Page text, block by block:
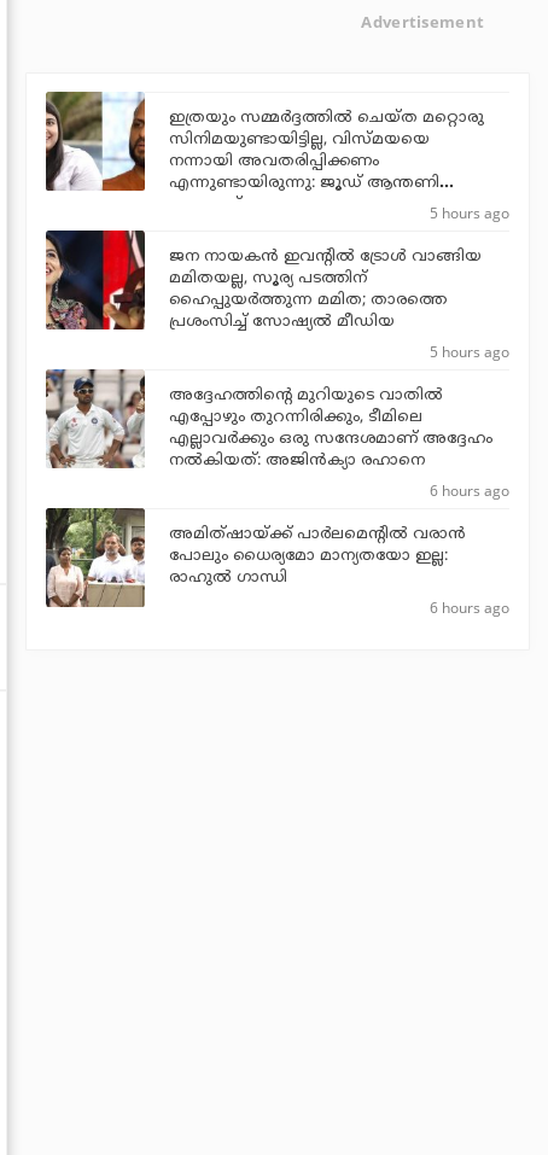
Advertisement
ഇത്രയും സമ്മർദ്ദത്തിൽ ചെയ്ത മറ്റൊരു
സിനിമയുണ്ടായിട്ടില്ല, വിസ്മയയെ
നന്നായി അവതരിപ്പിക്കണം
എന്നുണ്ടായിരുന്നു: ജൂഡ് ആന്തണി
ജോസഫ്
5 hours ago
ജന നായകന്‍ ഇവന്റില്‍ ട്രോള്‍ വാങ്ങിയ
മമിതയല്ല, സൂര്യ പടത്തിന്
ഹൈപ്പുയര്‍ത്തുന്ന മമിത; താരത്തെ
പ്രശംസിച്ച് സോഷ്യല്‍ മീഡിയ
5 hours ago
അദ്ദേഹത്തിന്റെ മുറിയുടെ വാതില്‍
എപ്പോഴും തുറന്നിരിക്കും, ടീമിലെ
എല്ലാവര്‍ക്കും ഒരു സന്ദേശമാണ് അദ്ദേഹം
നല്‍കിയത്: അജിന്‍ക്യാ രഹാനെ
6 hours ago
അമിത്ഷായ്ക്ക് പാര്‍ലമെന്റില്‍ വരാന്‍
പോലും ധൈര്യമോ മാന്യതയോ ഇല്ല:
രാഹുല്‍ ഗാന്ധി
6 hours ago